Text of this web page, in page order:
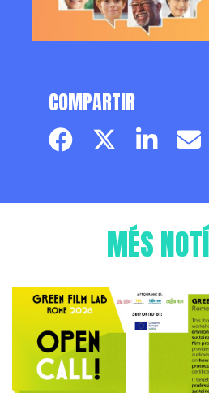
COMPARTIR
Facebook pageTwitter page
Linkedin
MÉS